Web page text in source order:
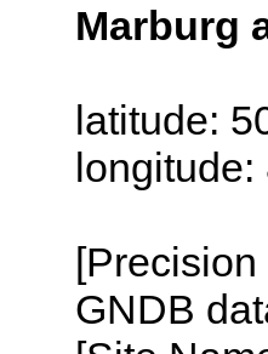
Marburg
latitude:
GNDB